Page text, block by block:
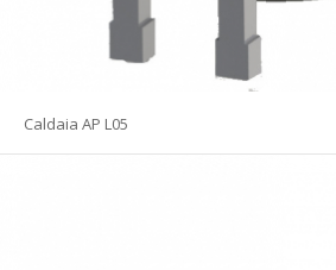
Caldaia AP L05